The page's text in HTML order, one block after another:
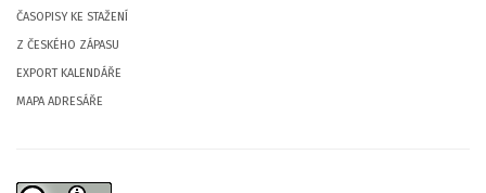
ČASOPISY KE STAŽENÍ
Z ČESKÉHO ZÁPASU
EXPORT KALENDÁŘE
MAPA ADRESÁŘE